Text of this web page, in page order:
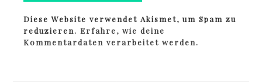
Diese Website verwendet Akismet, um Spam zu
reduzieren.Erfahre, wie deine
Kommentardaten verarbeitet werden.